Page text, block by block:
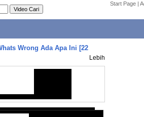
Start Page |
Wrong Ada Apa Ini [22
Lebih